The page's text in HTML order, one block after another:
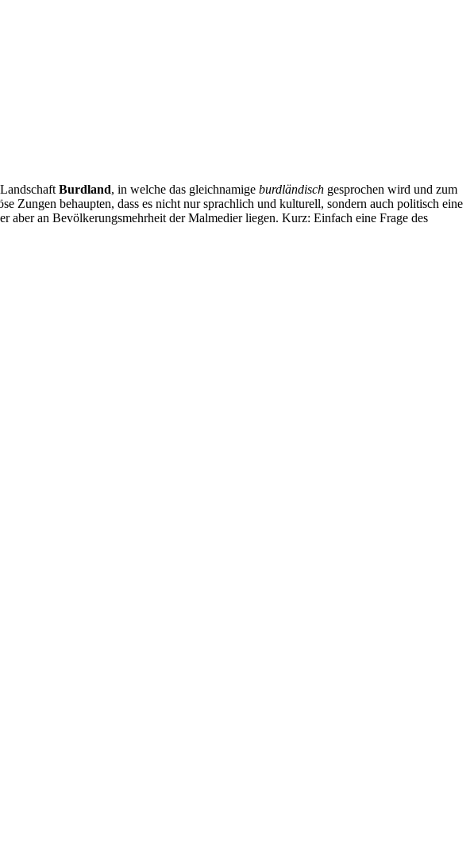
Burdland, in welche das gleichnamige burdländisch gesprochen wird und zum
Zungen behaupten, dass es nicht nur sprachlich und kulturell, sondern auch politisch eine
aber an Bevölkerungsmehrheit der Malmedier liegen. Kurz: Einfach eine Frage des